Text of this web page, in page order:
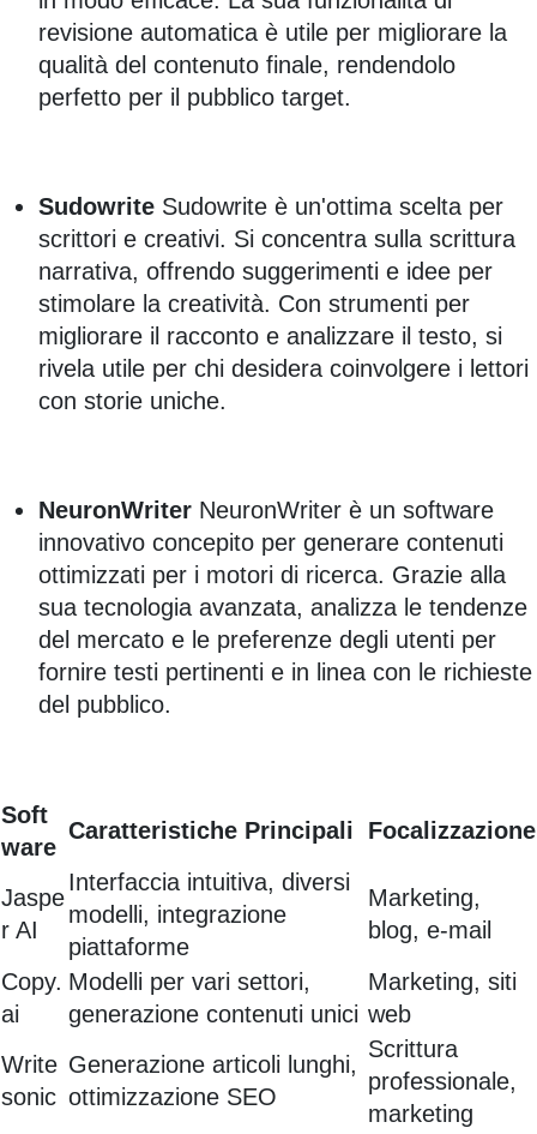
revisione automatica è utile per migliorare la
qualità del contenuto finale, rendendolo
perfetto per il pubblico target.
Sudowrite Sudowrite è un'ottima scelta per
scrittori e creativi. Si concentra sulla scrittura
narrativa, offrendo suggerimenti e idee per
stimolare la creatività. Con strumenti per
migliorare il racconto e analizzare il testo, si
rivela utile per chi desidera coinvolgere i lettori
con storie uniche.
NeuronWriter NeuronWriter è un software
innovativo concepito per generare contenuti
ottimizzati per i motori di ricerca. Grazie alla
sua tecnologia avanzata, analizza le tendenze
del mercato e le preferenze degli utenti per
fornire testi pertinenti e in linea con le richieste
del pubblico.
Soft
ware
Caratteristiche Principali Focalizzazione
Jaspe
r AI
Interfaccia intuitiva, diversi
modelli, integrazione
piattaforme
Marketing,
blog, e-mail
Copy.
ai
Modelli per vari settori,
generazione contenuti unici
Marketing, siti
web
Write
sonic
Generazione articoli lunghi,
ottimizzazione SEO
Scrittura
professionale,
marketing